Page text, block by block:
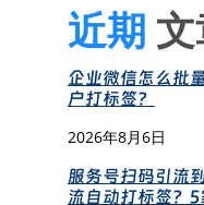
近期
企业微信怎么批
户打标签？
2026年8月6日
服务号扫码引流
流自动打标签？5